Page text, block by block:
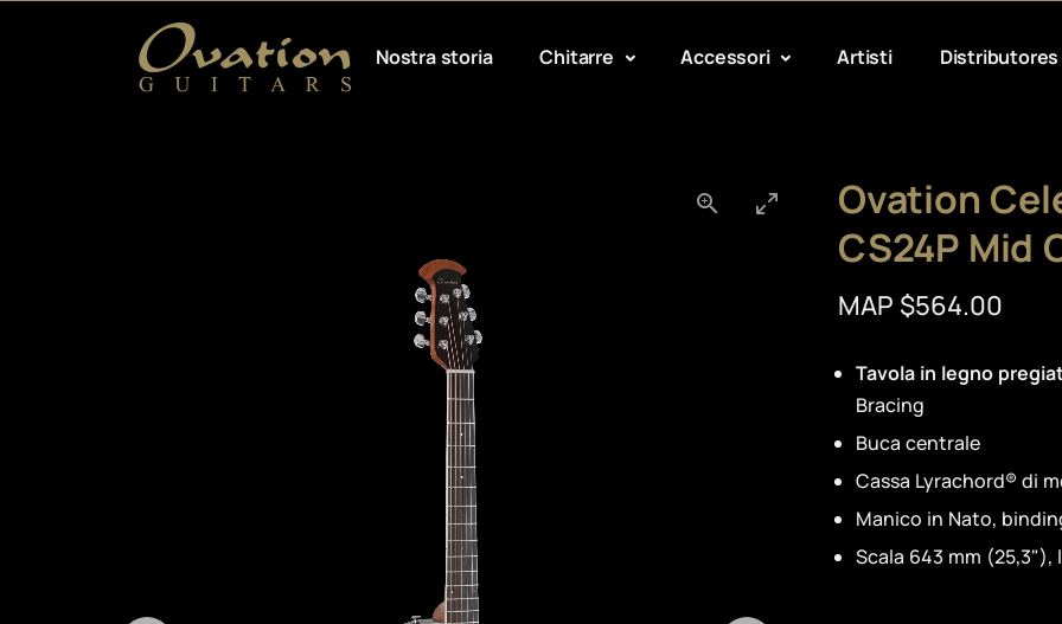
Nostra storia Chitarre Accessori Artisti Distributores
Ovation
CS24P Mid
MAP $564.00
Tavola in legno
Bracing
Buca centrale
Cassa Lyrachord® di
Manico in Nato,
Scala 643 mm (25,3"),